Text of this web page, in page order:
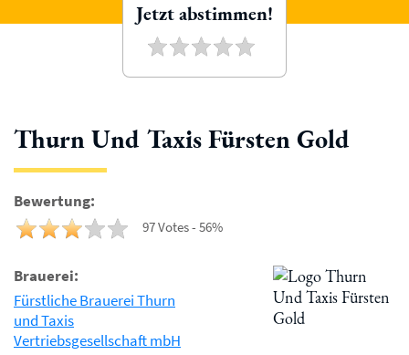
Thurn Und Taxis Fürsten Gold
Bewertung:
97 Votes - 56%
Brauerei:
Fürstliche Brauerei Thurn
und Taxis
Vertriebsgesellschaft mbH
Jetzt abstimmen!